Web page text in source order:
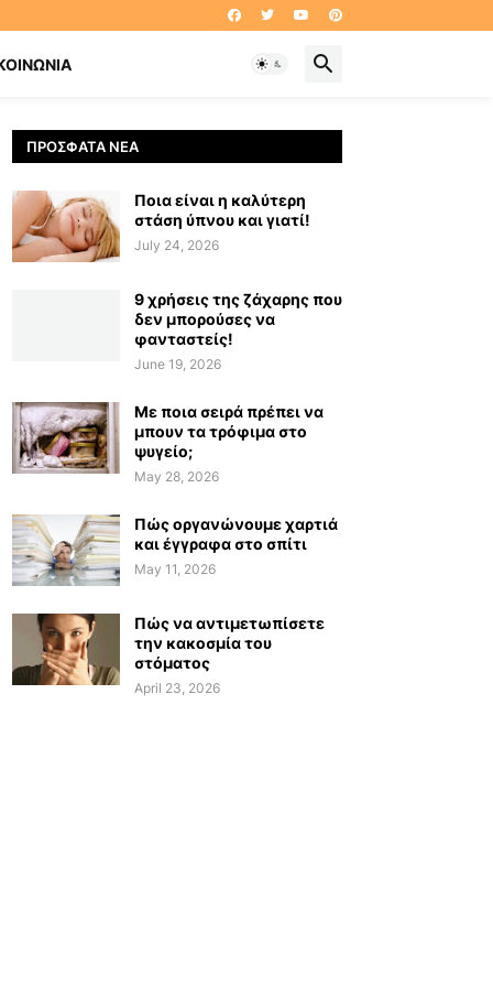
ΠΡΌΣΦΑΤΑ ΝΈΑ
Ποια είναι η καλύτερη
στάση ύπνου και γιατί!
July 24, 2026
9 χρήσεις της ζάχαρης που
δεν μπορούσες να
φανταστείς!
June 19, 2026
Με ποια σειρά πρέπει να
μπουν τα τρόφιμα στο
ψυγείο;
May 28, 2026
Πώς οργανώνουμε χαρτιά
και έγγραφα στο σπίτι
May 11, 2026
Πώς να αντιμετωπίσετε
την κακοσμία του
στόματος
April 23, 2026